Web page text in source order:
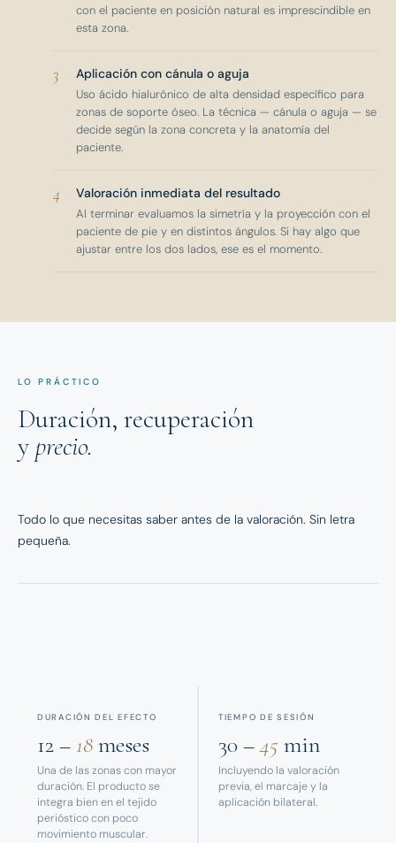
con el paciente en posición natural es imprescindible en
esta zona.
3 Aplicación con cánula o aguja
Uso ácido hialurónico de alta densidad específico para
zonas de soporte óseo. La técnica — cánula o aguja — se
decide según la zona concreta y la anatomía del
paciente.
4 Valoración inmediata del resultado
Al terminar evaluamos la simetría y la proyección con el
paciente de pie y en distintos ángulos. Si hay algo que
ajustar entre los dos lados, ese es el momento.
LO PRÁCTICO
Duración, recuperación
y precio.
Todo lo que necesitas saber antes de la valoración. Sin letra
pequeña.
DURACIÓN DEL EFECTO
12 –18meses
Una de las zonas con mayor
duración. El producto se
integra bien en el tejido
perióstico con poco
movimiento muscular.
TIEMPO DE SESIÓN
30 –45min
Incluyendo la valoración
previa, el marcaje y la
aplicación bilateral.